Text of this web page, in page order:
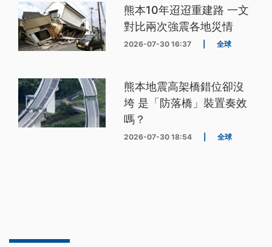
熊本10年迢迢重建路 一文
對比兩次強震各地災情
2026-07-30 16:37 全球
熊本地震高架橋錯位卻沒
垮 是「防落橋」裝置奏效
嗎？
2026-07-30 18:54 全球